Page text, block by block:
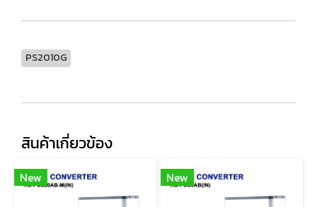
PS2010G
สินค้าเกี่ยวข้อง
New New